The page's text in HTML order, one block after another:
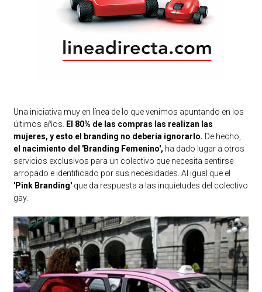
Una iniciativa muy en línea de lo que venimos apuntando en los
últimos años. El 80% de las compras las realizan las
mujeres, y esto el branding no debería ignorarlo. De hecho,
el nacimiento del 'Branding Femenino', ha dado lugar a otros
servicios exclusivos para un colectivo que necesita sentirse
arropado e identificado por sus necesidades. Al igual que el
'Pink Branding'que da respuesta a las inquietudes del colectivo
gay.